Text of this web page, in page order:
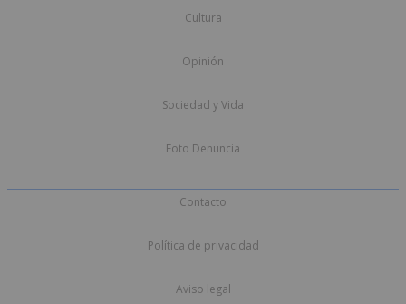
Cultura
Opinión
Sociedad y Vida
Foto Denuncia
Contacto
Política de privacidad
Aviso legal